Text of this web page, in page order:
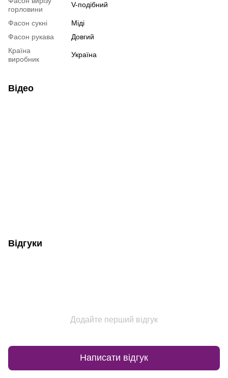
горловини
V-подібний
Фасон сукні
Міді
Фасон рукава
Довгий
Країна
виробник
Україна
Відео
Відгуки
Додайте перший відгук
Написати відгук